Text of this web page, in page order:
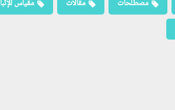
مصطلحات مقالات مقياس